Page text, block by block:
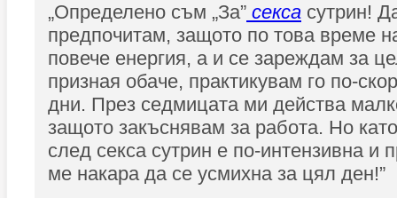
„Определено съм „За” секса сутрин!
предпочитам, защото по това време
повече енергия, а и се зареждам за
призная обаче, практикувам го по-
дни. През седмицата ми действа
защото закъснявам за работа. Но
след секса сутрин е по-интензивна и
ме накара да се усмихна за цял ден!”